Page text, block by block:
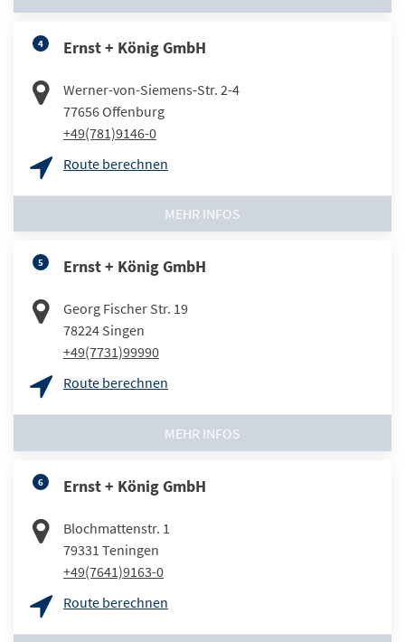
4 Ernst + König GmbH
Werner-von-Siemens-Str. 2-4
77656Offenburg
+49(781)9146-0
Route berechnen
MEHR INFOS
5 Ernst + König GmbH
Georg Fischer Str. 19
78224 Singen
+49(7731)99990
Route berechnen
MEHR INFOS
6 Ernst + König GmbH
Blochmattenstr. 1
79331 Teningen
+49(7641)9163-0
Route berechnen